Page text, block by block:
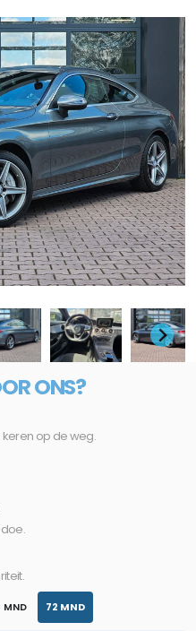
ONS?
op de weg.
MND 72 MND